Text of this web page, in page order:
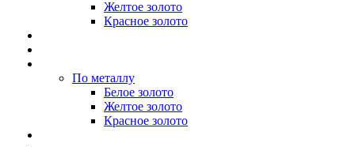
Желтое золото
Красное золото
По металлу
Белое золото
Желтое золото
Красное золото